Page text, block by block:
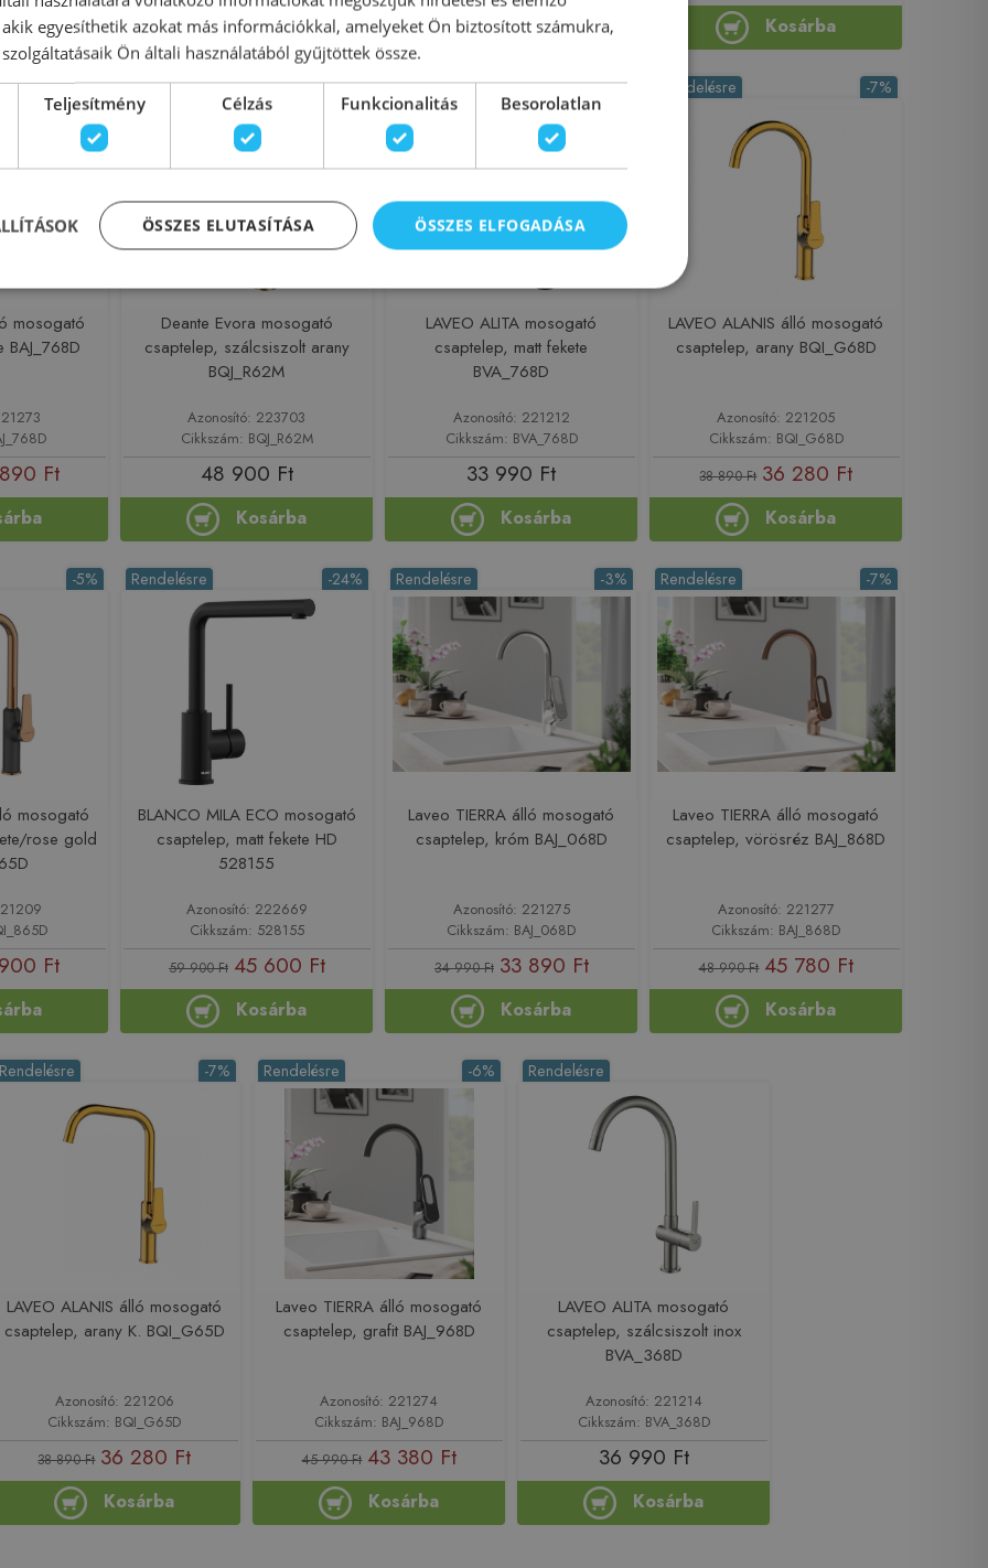
Kosárba Kosárba Kosárba
-3%
mosogató
BAJ_768D
Ft
Rendelésre
Deante Evora mosogató
csaptelep, szálcsiszolt arany
BQJ_R62M
Azonosító: 223703
Cikkszám: BQJ_R62M
48 900 Ft
Kosárba
Rendelésre
LAVEO ALITA mosogató
csaptelep, matt fekete
BVA_768D
Azonosító: 221212
Cikkszám: BVA_768D
33 990 Ft
Kosárba
-7%
Rendelésre
LAVEO ALANIS álló mosogató
csaptelep, arany BQI_G68D
Azonosító: 221205
Cikkszám: BQI_G68D
38 890 Ft 36 280 Ft
Kosárba
-5%
mosogató
rose gold
Ft
-24%
Rendelésre
BLANCO MILA ECO mosogató
csaptelep, matt fekete HD
528155
Azonosító: 222669
Cikkszám: 528155
59 900 Ft 45 600 Ft
Kosárba
-3%
Rendelésre
Laveo TIERRA álló mosogató
csaptelep, króm BAJ_068D
Azonosító: 221275
Cikkszám: BAJ_068D
34 990 Ft 33 890 Ft
Kosárba
-7%
Rendelésre
Laveo TIERRA álló mosogató
csaptelep, vörösréz BAJ_868D
Azonosító: 221277
Cikkszám: BAJ_868D
48 990 Ft 45 780 Ft
Kosárba
-7%
Rendelésre
LAVEO ALANIS álló mosogató
csaptelep, arany K. BQI_G65D
Azonosító: 221206
Cikkszám: BQI_G65D
38 890 Ft 36 280 Ft
Kosárba
-6%
Rendelésre
Laveo TIERRA álló mosogató
csaptelep, grafit BAJ_968D
Azonosító: 221274
Cikkszám: BAJ_968D
45 990 Ft 43 380 Ft
Kosárba
Rendelésre
LAVEO ALITA mosogató
csaptelep, szálcsiszolt inox
BVA_368D
Azonosító: 221214
Cikkszám: BVA_368D
36 990 Ft
Kosárba
egyesíthetik azokat más információkkal, amelyeket Ön biztosított számukra,
Ön általi használatából gyűjtöttek össze.
Teljesítmény Célzás Funkcionalitás Besorolatlan
ÖSSZES ELFOGADÁSA
ÖSSZES ELUTASÍTÁSA